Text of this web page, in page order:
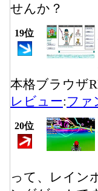
せんか？
19位
本格ブラウザ
レビュー:ファ
20位
って、レイン